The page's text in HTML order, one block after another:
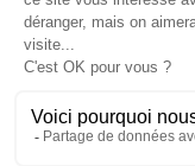
Informations